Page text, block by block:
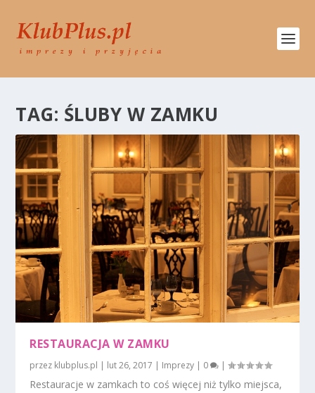
TAG: ŚLUBY W ZAMKU
RESTAURACJA W ZAMKU
przez klubplus.pl | lut 26, 2017 | Imprezy | 0 |
Restauracje w zamkach to coś więcej niż tylko miejsca,